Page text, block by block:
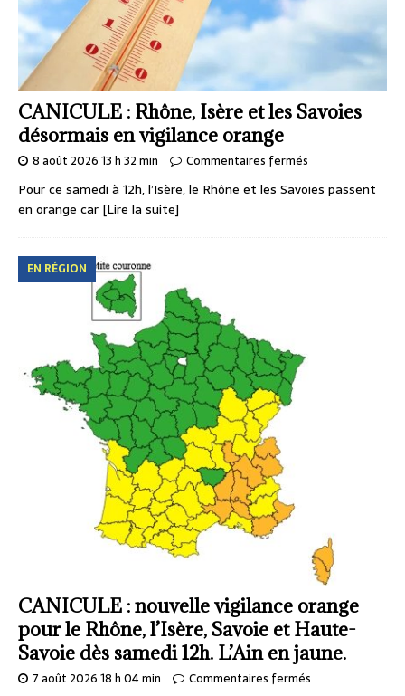
CANICULE : Rhône, Isère et les Savoies
désormais en vigilance orange
8 août 2026 13 h 32 min Commentaires fermés
Pour ce samedi à 12h, l’Isère, le Rhône et les Savoies passent
en orange car [Lire la suite]
CANICULE : nouvelle vigilance orange
pour le Rhône, l’Isère, Savoie et Haute-
Savoie dès samedi 12h. L’Ain en jaune.
EN RÉGION
7 août 2026 18 h 04 min Commentaires fermés